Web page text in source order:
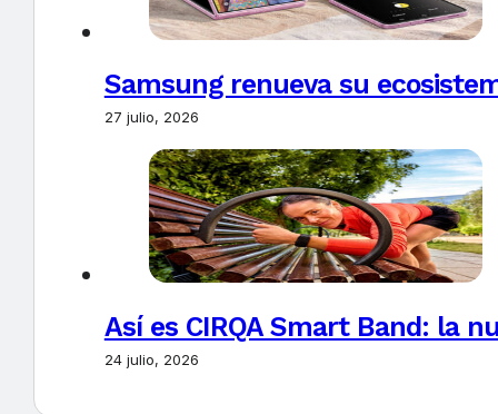
Samsung renueva su
27 julio, 2026
Así es CIRQA Smart Band: la
24 julio, 2026